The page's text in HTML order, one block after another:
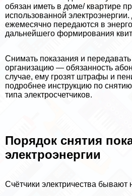
обязан иметь в доме/ квартире
использованной
ежемecячно передаются в
дальнейшего формирования
Снимать показания и передавать
организацию — обязанность
случае, ему грозят штрафы и
подробнее инструкцию по
типа электросчетчиков.
Порядок снятия
электроэнергии
Счётчики электричества бывают